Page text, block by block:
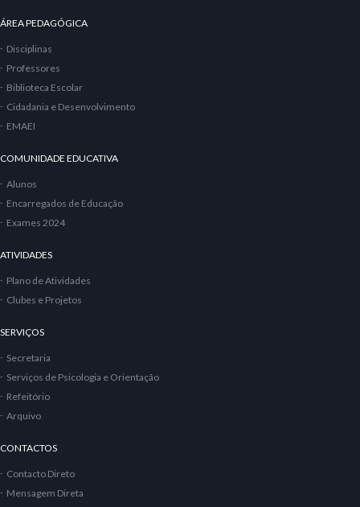
ÁREA PEDAGÓGICA
Disciplinas
Professores
Biblioteca Escolar
Cidadania e Desenvolvimento
EMAEI
COMUNIDADE EDUCATIVA
Alunos
Encarregados de Educação
Exames 2024
ATIVIDADES
Plano de Atividades
Clubes e Projetos
SERVIÇOS
Secretaria
Serviços de Psicologia e Orientação
Refeitório
Arquivo
CONTACTOS
Contacto Direto
Mensagem Direta